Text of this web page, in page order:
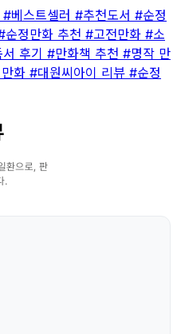
#베스트셀러 #추천도서 #순정
순정만화 추천 #고전만화 #소
후기 #만화책 추천 #명작 만
화 #대원씨아이 리뷰 #순정